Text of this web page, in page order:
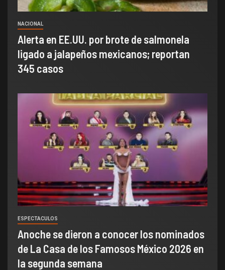
NACIONAL
Alerta en EE.UU. por brote de salmonela
ligado a jalapeños mexicanos; reportan
345 casos
ESPECTACULOS
Anoche se dieron a conocer los nominados
de La Casa de los Famosos México 2026 en
la segunda semana